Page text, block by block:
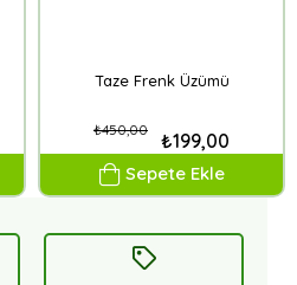
Taze Frenk Üzümü
₺199,00
₺450,00
Sepete Ekle